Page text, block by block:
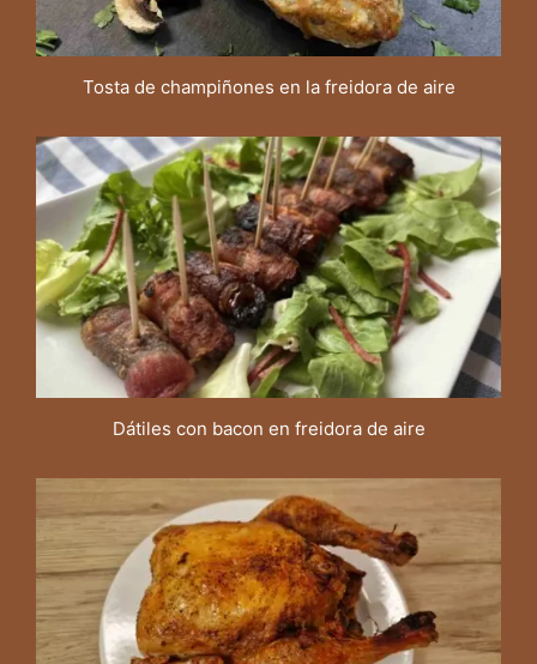
Tosta de champiñones en la freidora de aire
Dátiles con bacon en freidora de aire